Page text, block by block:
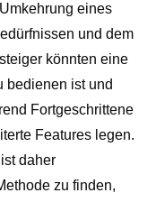
eines
und dem
könnten eine
bedienen ist und
Fortgeschrittene
Features legen.
daher
zu finden,